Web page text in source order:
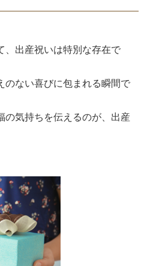
、出産祝いは特別な存在で
のない喜びに包まれる瞬間で
の気持ちを伝えるのが、出産